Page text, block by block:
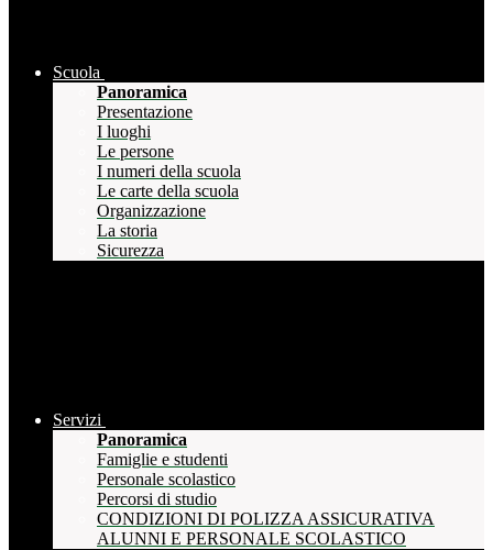
Scuola
Panoramica
Presentazione
I luoghi
Le persone
I numeri della scuola
Le carte della scuola
Organizzazione
La storia
Sicurezza
Servizi
Panoramica
Famiglie e studenti
Personale scolastico
Percorsi di studio
CONDIZIONI DI POLIZZA ASSICURATIVA
ALUNNI E PERSONALE SCOLASTICO